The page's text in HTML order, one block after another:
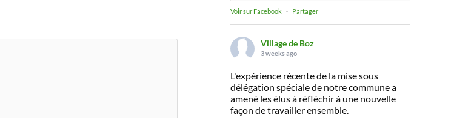
Voir sur Facebook · Partager
Village de Boz
3 weeks ago
L'expérience récente de la mise sous
délégation spéciale de notre commune a
amené les élus à réfléchir à une nouvelle
façon de travailler ensemble.